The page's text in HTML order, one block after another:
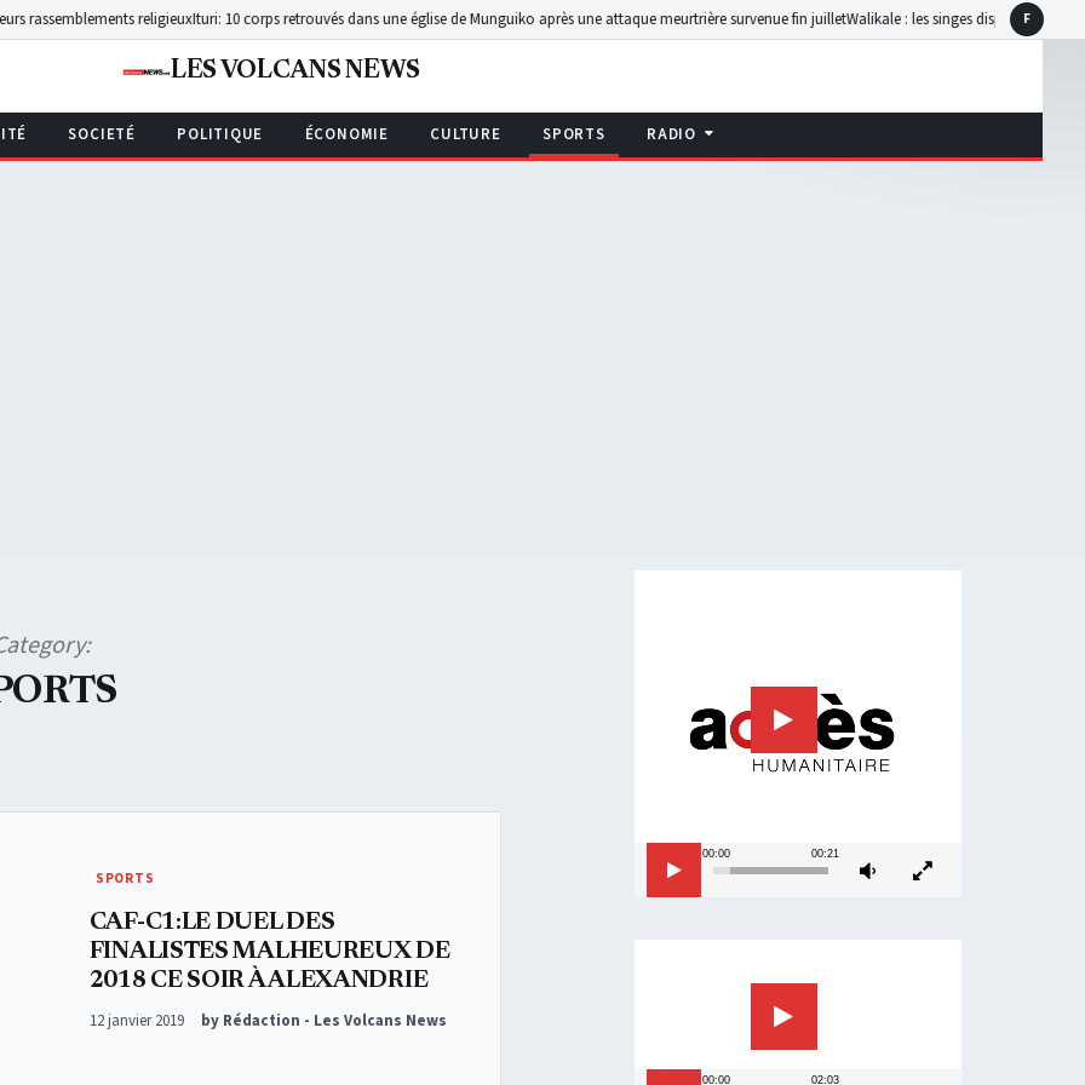
religieuxIturi: 10 corps retrouvés dans une église de Munguiko après une attaque meurtrière survenue fin juilletWalikale : les singes disparaissent des forêts, la
F
SOCIETÉ POLITIQUE ÉCONOMIE CULTURE SPORTS RADIO
LES VOLCANS NEWS
SPORTS
CAF-C1:LE DUEL DES
FINALISTES MALHEUREUX DE
2018 CE SOIR À ALEXANDRIE
Posted on
12 janvier 2019 by Rédaction - Les Volcans News
00:00 00:21
00:00 02:03